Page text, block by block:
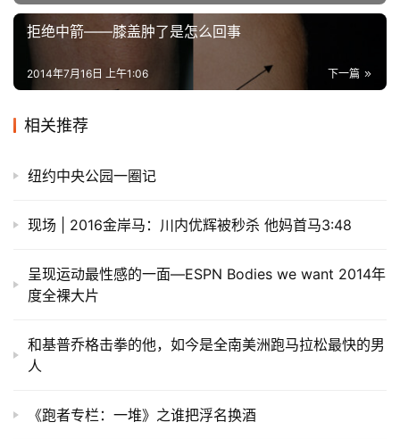
拒绝中箭——膝盖肿了是怎么回事
下一篇
2014年7月16日 上午1:06
相关推荐
纽约中央公园一圈记
现场 | 2016金岸马：川内优辉被秒杀 他妈首马3:48
呈现运动最性感的一面—ESPN Bodies we want 2014年
度全裸大片
和基普乔格击拳的他，如今是全南美洲跑马拉松最快的男
人
《跑者专栏：一堆》之谁把浮名换酒